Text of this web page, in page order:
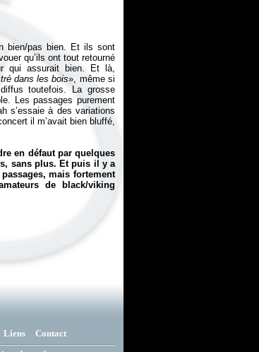
bien/pas bien. Et ils sont
qu’ils ont tout retourné
qui assurait bien. Et là,
dans les bois», même si
toutefois. La grosse
Les passages purement
s’essaie à des variations
il m’avait bien bluffé,
en défaut par quelques
sans plus. Et puis il y a
mais fortement
de black/viking
Liens Contact